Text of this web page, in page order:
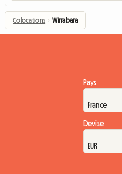
Colocations › Wirrabara
Pays
Devise